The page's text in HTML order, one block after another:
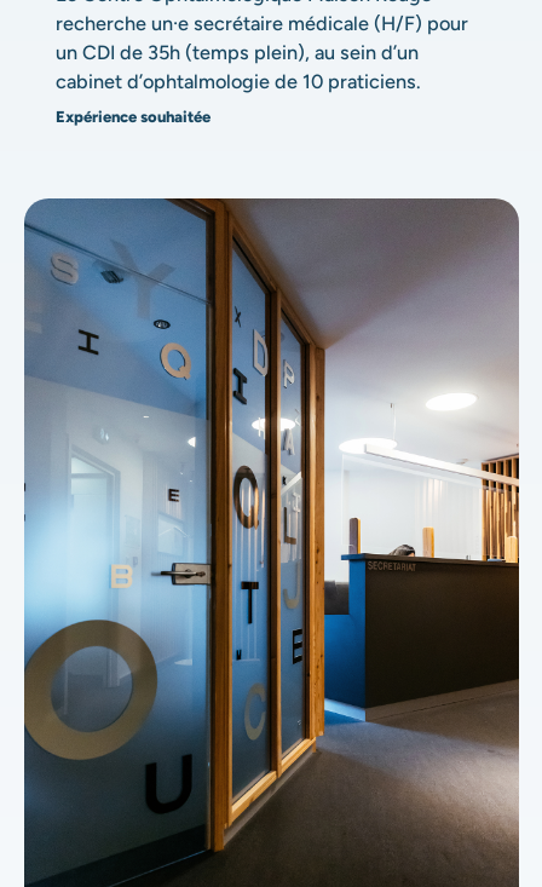
recherche un·e secrétaire médicale (H/F) pour
un CDI de 35h (temps plein), au sein d’un
cabinet d’ophtalmologie de 10 praticiens.
Expérience souhaitée